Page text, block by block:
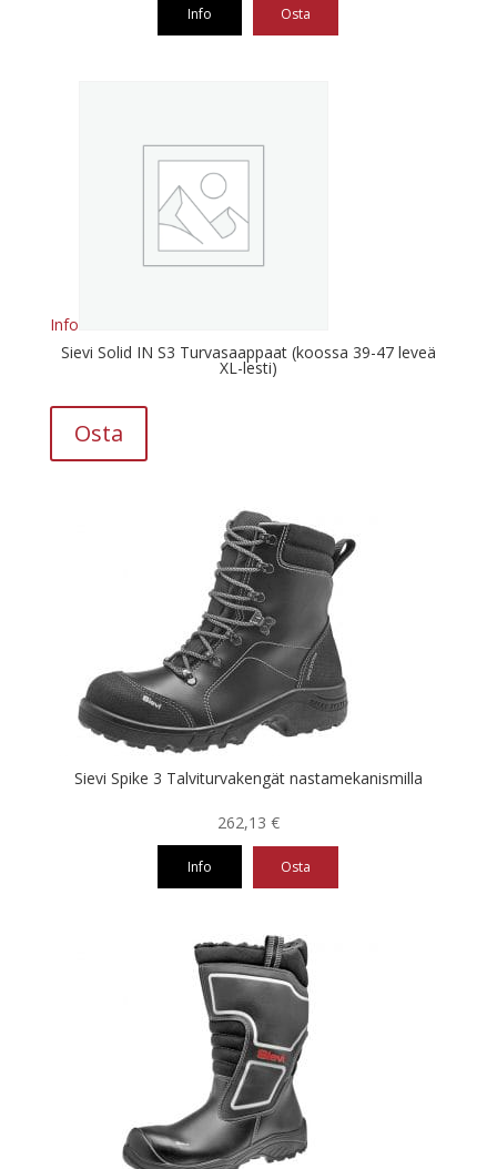
Info Osta
Info
Sievi Solid IN S3 Turvasaappaat (koossa 39-47 leveä
XL-lesti)
Osta
Sievi Spike 3 Talviturvakengät nastamekanismilla
262,13 €
Info Osta